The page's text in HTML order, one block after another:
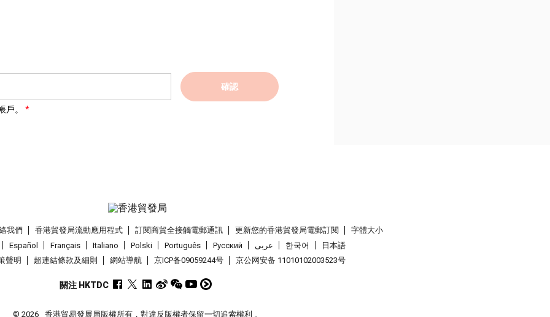
確認
。
我們 香港貿發局流動應用程式 訂閱商貿全接觸電郵通訊 更新您的香港貿發局電郵訂閱
字體大小
Español
Français Italiano Polski Português Pусский عربى 한국어
日本語
聲明
超連結條款及細則 網站導航 京ICP备09059244号 京公网安备 11010102003523号
關注 HKTDC
© 2026 香港貿易發展局版權所有，對違反版權者保留一切追索權利 。